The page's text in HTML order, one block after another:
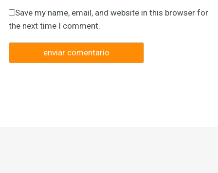
Save my name, email, and website in this browser for
the next time I comment.